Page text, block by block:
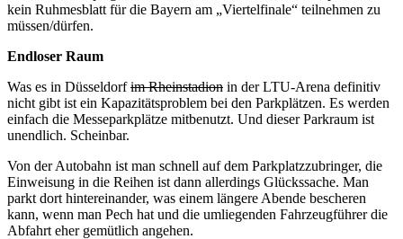
kein Ruhmesblatt für die Bayern am „Viertelfinale“ teilnehmen zu
müssen/dürfen.
Endloser Raum
Was es in Düsseldorfim Rheinstadion in der LTU-Arena definitiv
nicht gibt ist ein Kapazitätsproblem bei den Parkplätzen. Es werden
einfach die Messeparkplätze mitbenutzt. Und dieser Parkraum ist
unendlich. Scheinbar.
Von der Autobahn ist man schnell auf dem Parkplatzzubringer, die
Einweisung in die Reihen ist dann allerdings Glückssache. Man
parkt dort hintereinander, was einem längere Abende bescheren
kann, wenn man Pech hat und die umliegenden Fahrzeugführer die
Abfahrt eher gemütlich angehen.